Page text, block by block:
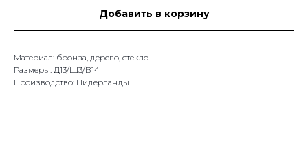
Добавить в корзину
Материал: бронза, дерево, стекло
Размеры: Д13/Ш3/В14
Производство: Нидерланды